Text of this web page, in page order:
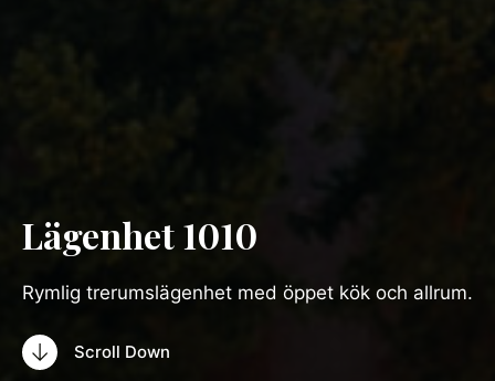
Lägenhet 1010
Rymlig trerumslägenhet med öppet kök och allrum.
Scroll Down